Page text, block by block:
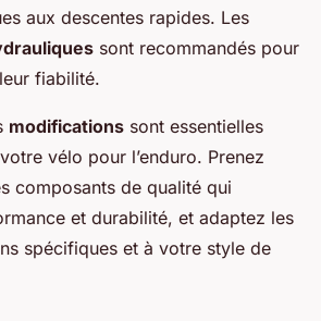
aux descentes rapides. Les
sont recommandés pour
fiabilité.
modifications sont essentielles
vélo pour l’enduro. Prenez
composants de qualité qui
et durabilité, et adaptez les
spécifiques et à votre style de